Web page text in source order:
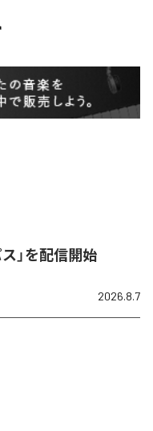
」を配信開始
2026.8.7